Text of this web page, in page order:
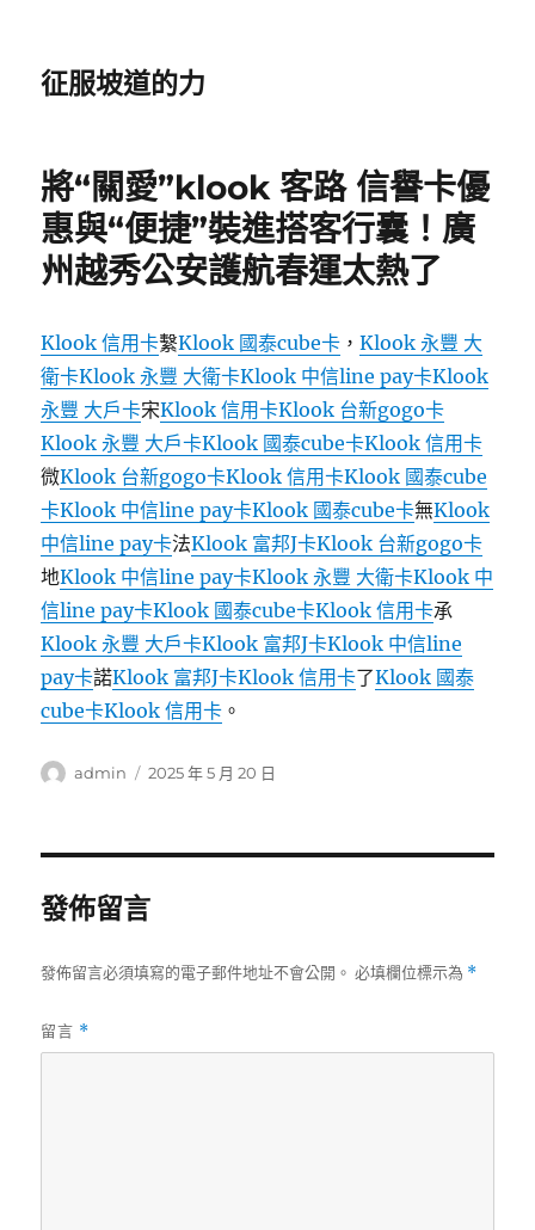
征服坡道的力
將“關愛”klook 客路 信譽卡優
惠與“便捷”裝進搭客行囊！廣
州越秀公安護航春運太熱了
Klook 信用卡繫Klook 國泰cube卡 ，Klook 永豐 大
衛卡Klook 永豐 大衛卡Klook 中信line pay卡Klook
永豐 大戶卡宋Klook 信用卡Klook 台新gogo卡
Klook 永豐 大戶卡Klook 國泰cube卡Klook 信用卡
微Klook 台新gogo卡Klook 信用卡Klook 國泰cube
卡Klook 中信line pay卡Klook 國泰cube卡無Klook
中信line pay卡法Klook 富邦J卡Klook 台新gogo卡
地Klook 中信line pay卡Klook 永豐 大衛卡Klook 中
信line pay卡Klook 國泰cube卡Klook 信用卡承
Klook 永豐 大戶卡Klook 富邦J卡Klook 中信line
pay卡諾Klook 富邦J卡Klook 信用卡了Klook 國泰
cube卡Klook 信用卡 。
作
admin
發
2025 年 5 月 20 日
發佈留言
發佈留言必須填寫的電子郵件地址不會公開。 必填欄位標示為 *
留言 *